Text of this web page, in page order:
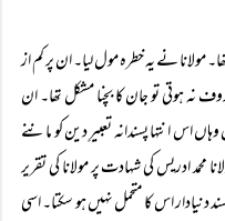
مولانا نے یہ خطرہ مول لیا۔ ان پر کم از
نہ ہوتی تو جان کا بچنا مشکل تھا۔ ان
اس انتہا پسندانہ تعبیرِ دین کو ماننے
محمد ادریس کی شہادت پر مولانا کی تقریر
اس کا متحمل نہیں ہو سکتا۔ اسی